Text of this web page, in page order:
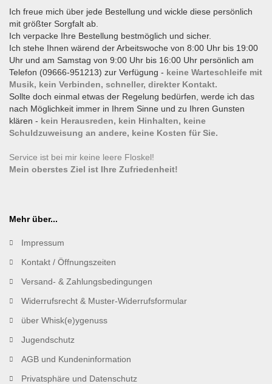
Ich freue mich über jede Bestellung und wickle diese persönlich
mit größter Sorgfalt ab.
Ich verpacke Ihre Bestellung bestmöglich und sicher.
Ich stehe Ihnen wärend der Arbeitswoche von 8:00 Uhr bis 19:00
Uhr und am Samstag von 9:00 Uhr bis 16:00 Uhr persönlich am
Telefon (09666-951213) zur Verfügung - keine Warteschleife mit
Musik, kein Verbinden, schneller, direkter Kontakt.
Sollte doch einmal etwas der Regelung bedürfen, werde ich das
nach Möglichkeit immer in Ihrem Sinne und zu Ihren Gunsten
klären - kein Herausreden, kein Hinhalten, keine
Schuldzuweisung an andere, keine Kosten für Sie.
Service ist bei mir keine leere Floskel!
Mein oberstes Ziel ist Ihre Zufriedenheit!
Mehr über...
Impressum
Kontakt / Öffnungszeiten
Versand- & Zahlungsbedingungen
Widerrufsrecht & Muster-Widerrufsformular
über Whisk(e)ygenuss
Jugendschutz
AGB und Kundeninformation
Privatsphäre und Datenschutz